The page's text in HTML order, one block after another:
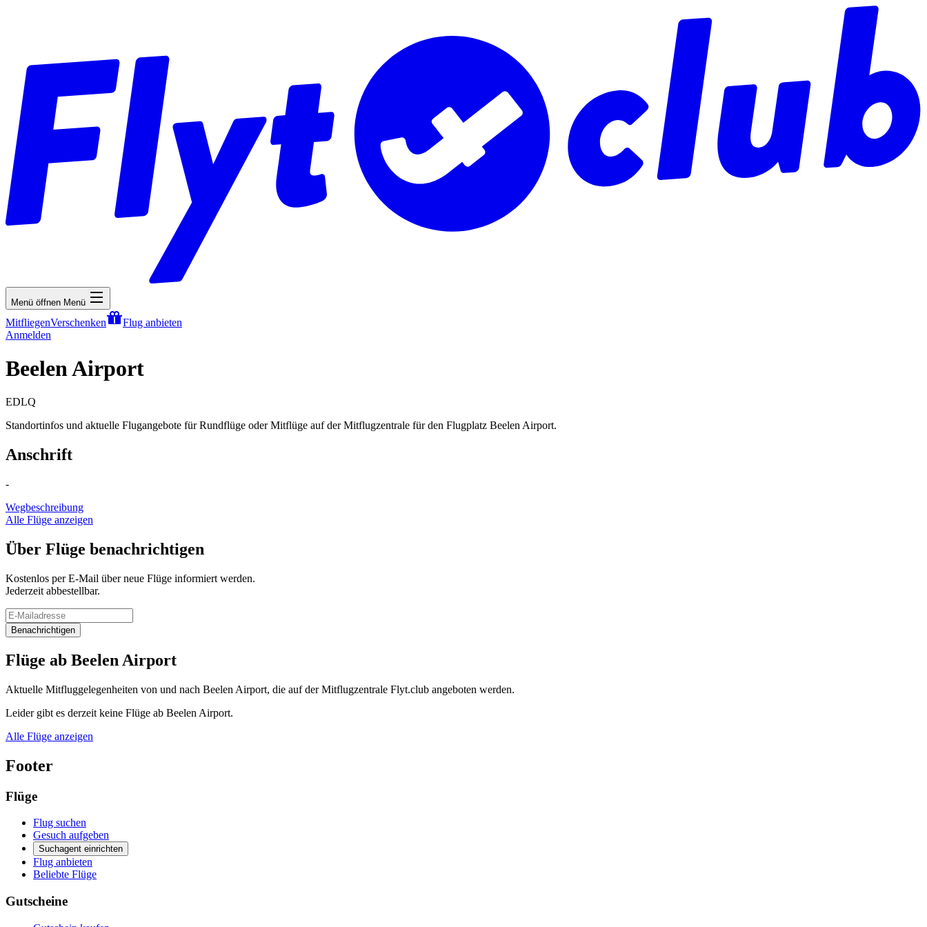
Menü öffnen Menü
MitfliegenVerschenken
Flug anbieten
Anmelden
Beelen Airport
EDLQ
Standortinfos und aktuelle Flugangebote für Rundflüge oder Mitflüge auf der Mitflugzentrale für den Flugplatz Beelen Airport.
Anschrift
-
Wegbeschreibung
Alle Flüge anzeigen
Über Flüge benachrichtigen
Kostenlos per E-Mail über neue Flüge informiert werden.
Jederzeit abbestellbar.
Benachrichtigen
Flüge ab Beelen Airport
Aktuelle Mitfluggelegenheiten von und nach Beelen Airport, die auf der Mitflugzentrale Flyt.club angeboten werden.
Leider gibt es derzeit keine Flüge ab Beelen Airport.
Alle Flüge anzeigen
Footer
Flüge
Flug suchen
Gesuch aufgeben
Suchagent einrichten
Flug anbieten
Beliebte Flüge
Gutscheine